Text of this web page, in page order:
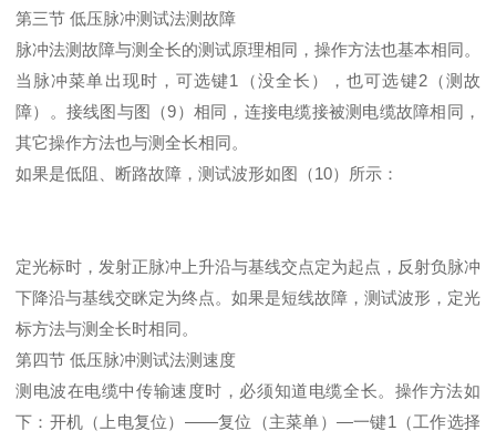
第三节 低压脉冲测试法测故障
脉冲法测故障与测全长的测试原理相同，操作方法也基本相同。
当脉冲菜单出现时，可选键1（没全长），也可选键2（测故
障）。接线图与图（9）相同，连接电缆接被测电缆故障相同，
其它操作方法也与测全长相同。
如果是低阻、断路故障，测试波形如图（10）所示：
定光标时，发射正脉冲上升沿与基线交点定为起点，反射负脉冲
下降沿与基线交眯定为终点。如果是短线故障，测试波形，定光
标方法与测全长时相同。
第四节 低压脉冲测试法测速度
测电波在电缆中传输速度时，必须知道电缆全长。操作方法如
下：开机（上电复位）——复位（主菜单）—一键1（工作选择